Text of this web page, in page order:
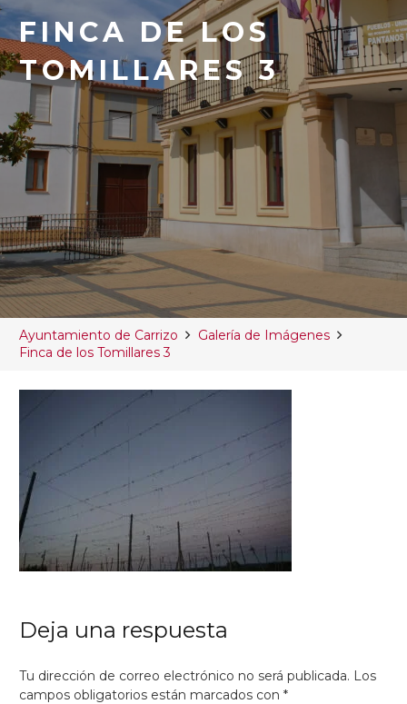
FINCA DE LOS
TOMILLARES 3
Ayuntamiento de Carrizo
Galería de Imágenes
Finca de los Tomillares 3
Deja una respuesta
Tu dirección de correo electrónico no será publicada. Los
campos obligatorios están marcados con *